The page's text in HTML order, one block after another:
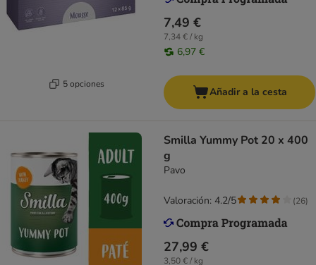
5 opciones
7,49 €
7,34 € / kg
6,97 €
Añadir a la cesta
Smilla Yummy Pot 20 x 400
g
Pavo
27,99 €
3,50 € / kg
Valoración: 4.2/5 (26)